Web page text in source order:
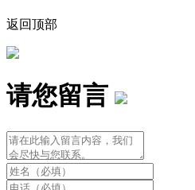
返回顶部
请您留言